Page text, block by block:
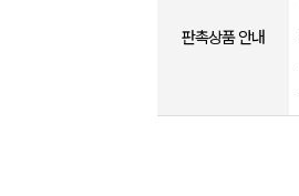
판촉상품 안내